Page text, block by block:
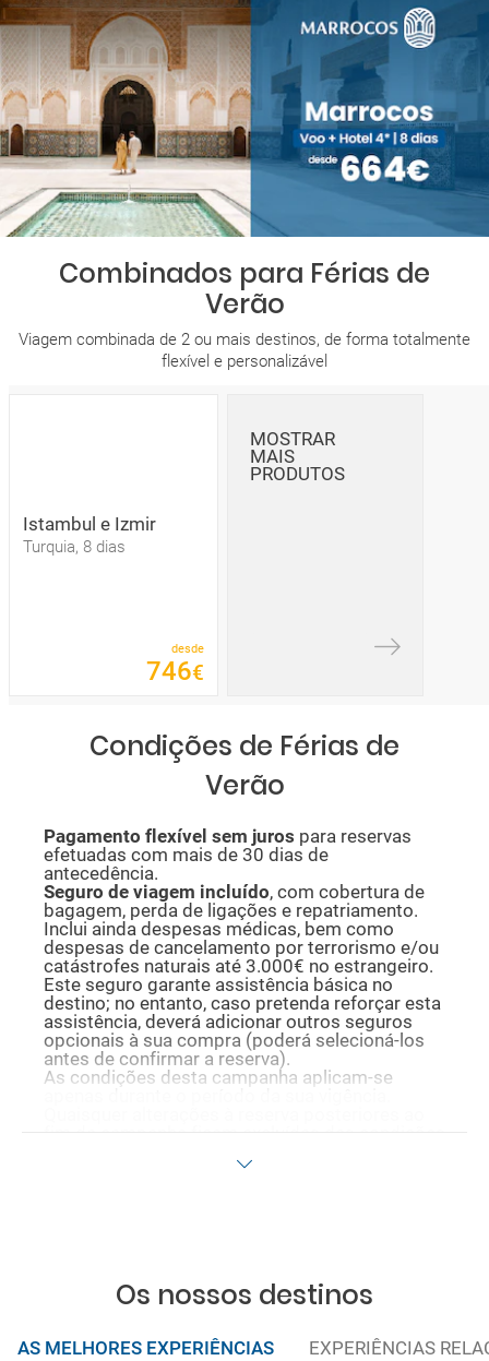
Combinados para Férias de
Verão
Viagem combinada de 2 ou mais destinos, de forma totalmente
flexível e personalizável
Istambul e Izmir
Turquia, 8 dias
desde
746€
MOSTRAR
MAIS
PRODUTOS
Condições de Férias de
Verão
Pagamento flexível sem juros para reservas
efetuadas com mais de 30 dias de
antecedência.
Seguro de viagem incluído, com cobertura de
bagagem, perda de ligações e repatriamento.
Inclui ainda despesas médicas, bem como
despesas de cancelamento por terrorismo e/ou
catástrofes naturais até 3.000€ no estrangeiro.
Este seguro garante assistência básica no
destino; no entanto, caso pretenda reforçar esta
assistência, deverá adicionar outros seguros
opcionais à sua compra (poderá selecioná-los
antes de confirmar a reserva).
As condições desta campanha aplicam-se
Desconto não acumulável.
Os nossos destinos
AS MELHORES EXPERIÊNCIAS EXPERIÊNCIAS